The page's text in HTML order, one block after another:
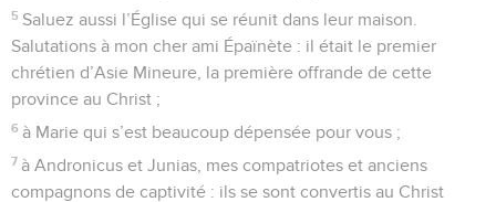
5 Saluez aussi l’Église qui se réunit dans leur maison.
Salutations à mon cher ami Épaïnète : il était le premier
chrétien d’Asie Mineure, la première offrande de cette
province au Christ ;
6 à Marie qui s’est beaucoup dépensée pour vous ;
7 à Andronicus et Junias, mes compatriotes et anciens
compagnons de captivité : ils se sont convertis au Christ